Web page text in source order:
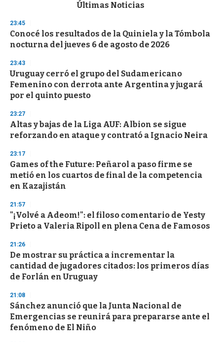
d
s
o
f
3
s
e
c
o
d
s
Últimas Noticias
23:45
Conocé los resultados de la Quiniela y la Tómbola
nocturna del jueves 6 de agosto de 2026
23:43
Uruguay cerró el grupo del Sudamericano
Femenino con derrota ante Argentina y jugará
por el quinto puesto
23:27
Altas y bajas de la Liga AUF: Albion se sigue
reforzando en ataque y contrató a Ignacio Neira
23:17
Games of the Future: Peñarol a paso firme se
metió en los cuartos de final de la competencia
en Kazajistán
21:57
"¡Volvé a Adeom!": el filoso comentario de Yesty
Prieto a Valeria Ripoll en plena Cena de Famosos
21:26
De mostrar su práctica a incrementar la
cantidad de jugadores citados: los primeros días
de Forlán en Uruguay
21:08
Sánchez anunció que la Junta Nacional de
Emergencias se reunirá para prepararse ante el
fenómeno de El Niño